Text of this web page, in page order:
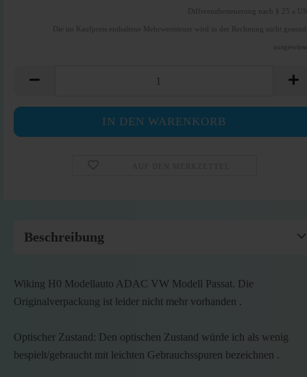
Differenzbesteuerung nach § 25 a
Die im Kaufpreis enthaltene Mehrwertsteuer wird in der Rechnung nicht
Beschreibung
Wiking H0 Modellauto ADAC VW Modell Passat. Die
Originalverpackung ist leider nicht mehr vorhanden .
Optischer Zustand: Den optischen Zustand würde ich als wenig
bespielt/gebraucht mit leichten Gebrauchsspuren bezeichnen .